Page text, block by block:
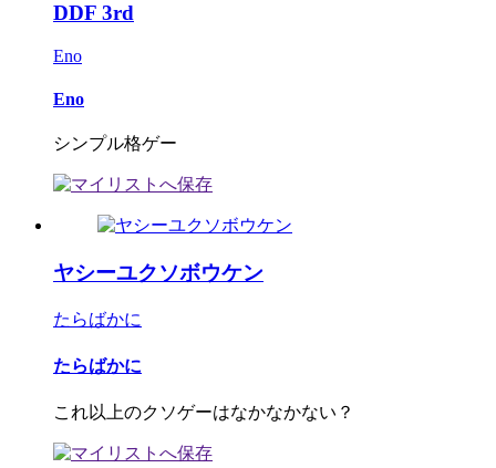
DDF 3rd
Eno
Eno
シンプル格ゲー
ヤシーユクソボウケン
たらばかに
たらばかに
これ以上のクソゲーはなかなかない？